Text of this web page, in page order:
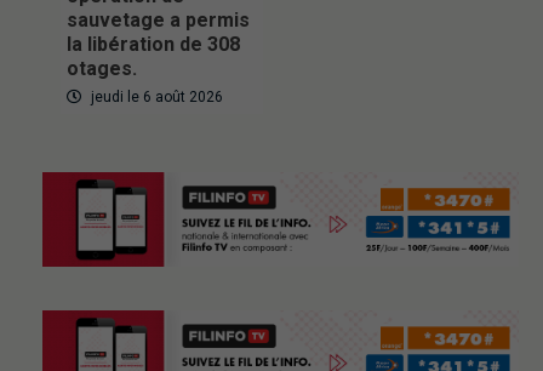
sauvetage a permis
la libération de 308
otages.
jeudi le 6 août 2026